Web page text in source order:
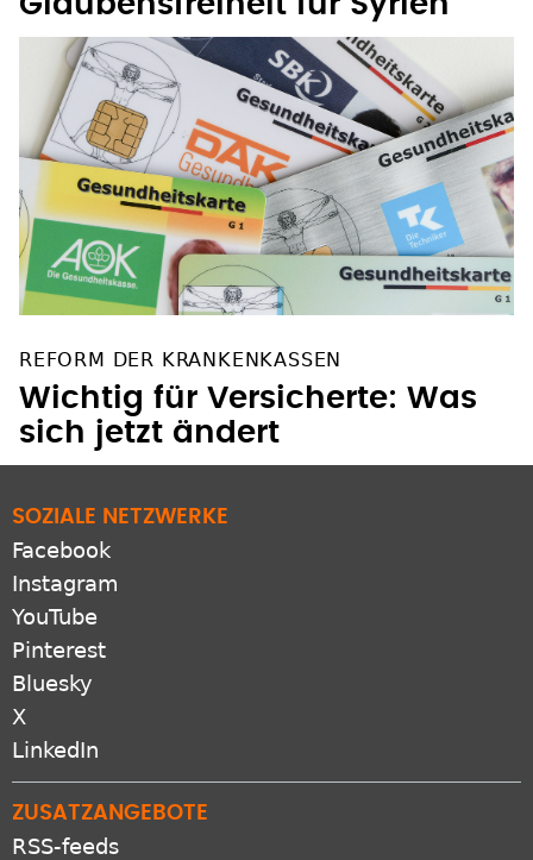
REFORM DER KRANKENKASSEN
Wichtig für Versicherte: Was
sich jetzt ändert
SOZIALE NETZWERKE
Facebook
Instagram
YouTube
Pinterest
Bluesky
X
LinkedIn
ZUSATZANGEBOTE
RSS-feeds